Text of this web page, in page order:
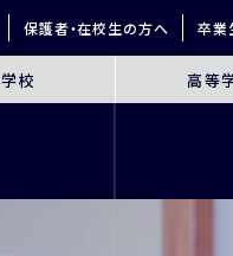
保護者・在校生の方へ 卒業
校 高等
3年間の